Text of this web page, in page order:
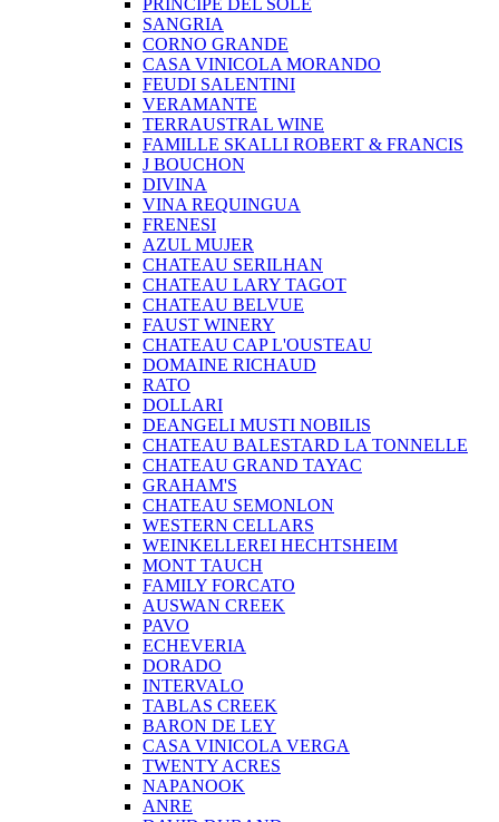
PRINCIPE DEL SOLE
SANGRIA
CORNO GRANDE
CASA VINICOLA MORANDO
FEUDI SALENTINI
VERAMANTE
TERRAUSTRAL WINE
FAMILLE SKALLI ROBERT & FRANCIS
J BOUCHON
DIVINA
VINA REQUINGUA
FRENESI
AZUL MUJER
CHATEAU SERILHAN
CHATEAU LARY TAGOT
CHATEAU BELVUE
FAUST WINERY
CHATEAU CAP L'OUSTEAU
DOMAINE RICHAUD
RATO
DOLLARI
DEANGELI MUSTI NOBILIS
CHATEAU BALESTARD LA TONNELLE
CHATEAU GRAND TAYAC
GRAHAM'S
CHATEAU SEMONLON
WESTERN CELLARS
WEINKELLEREI HECHTSHEIM
MONT TAUCH
FAMILY FORCATO
AUSWAN CREEK
PAVO
ECHEVERIA
DORADO
INTERVALO
TABLAS CREEK
BARON DE LEY
CASA VINICOLA VERGA
TWENTY ACRES
NAPANOOK
ANRE